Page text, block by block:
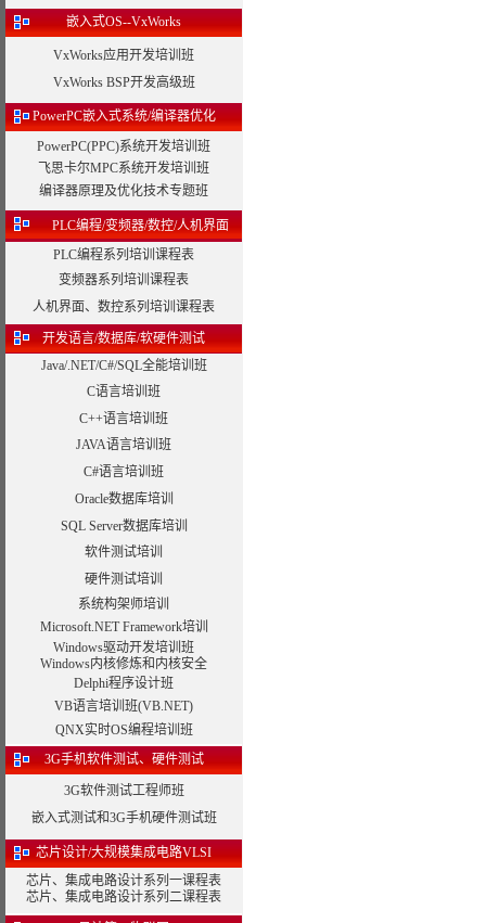
嵌入式OS--VxWorks
VxWorks应用开发培训班
VxWorks BSP开发高级班
PowerPC嵌入式系统/编译器优化
PowerPC(PPC)系统开发培训班
飞思卡尔MPC系统开发培训班
编译器原理及优化技术专题班
PLC编程/变频器/数控/人机界面
PLC编程系列培训课程表
变频器系列培训课程表
人机界面、数控系列培训课程表
开发语言/数据库/软硬件测试
Java/.NET/C#/SQL全能培训班
C语言培训班
C++语言培训班
JAVA语言培训班
C#语言培训班
Oracle数据库培训
SQL Server数据库培训
软件测试培训
硬件测试培训
系统构架师培训
Microsoft.NET Framework培训
Windows驱动开发培训班
Windows内核修炼和内核安全
Delphi程序设计班
VB语言培训班(VB.NET)
QNX实时OS编程培训班
3G手机软件测试、硬件测试
3G软件测试工程师班
嵌入式测试和3G手机硬件测试班
芯片设计/大规模集成电路VLSI
芯片、集成电路设计系列一课程表
芯片、集成电路设计系列二课程表